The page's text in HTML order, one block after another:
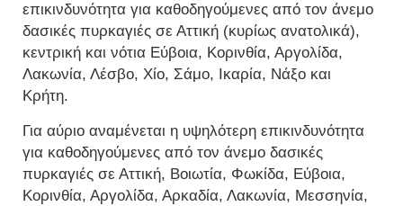
επικινδυνότητα για καθοδηγούμενες από τον άνεμο
δασικές πυρκαγιές σε Αττική (κυρίως ανατολικά),
κεντρική και νότια Εύβοια, Κορινθία, Αργολίδα,
Λακωνία, Λέσβο, Χίο, Σάμο, Ικαρία, Νάξο και
Κρήτη.
Για αύριο αναμένεται η υψηλότερη επικινδυνότητα
για καθοδηγούμενες από τον άνεμο δασικές
πυρκαγιές σε Αττική, Βοιωτία, Φωκίδα, Εύβοια,
Κορινθία, Αργολίδα, Αρκαδία, Λακωνία, Μεσσηνία,